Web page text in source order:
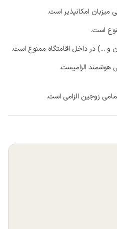
امکانپذیر است.
است.
و ...) در داخل اقامتگاه ممنوع است.
هوشمند الزامیست.
زوجین الزامی است.